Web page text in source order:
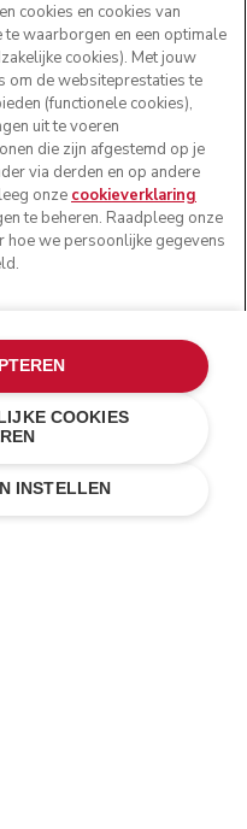
cookies en cookies van
waarborgen en een optimale
cookies). Met jouw
om de websiteprestaties te
(functionele cookies),
uit te voeren
die zijn afgestemd op je
via derden en op andere
onze cookieverklaring
te beheren. Raadpleeg onze
hoe we persoonlijke gegevens
INSTELLEN
COOKIES